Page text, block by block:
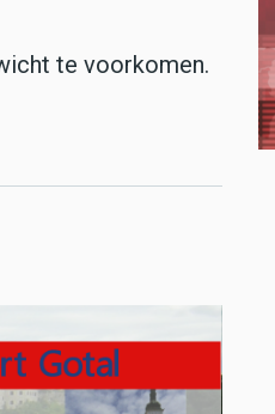
te voorkomen.